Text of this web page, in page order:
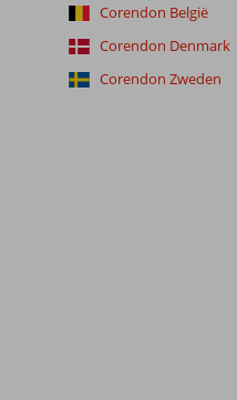
Corendon België
Corendon Denmark
Corendon Zweden